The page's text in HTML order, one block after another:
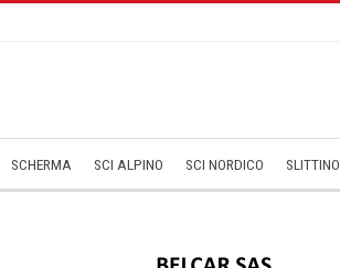
SCHERMA SCI ALPINO SCI NORDICO SLITTINO